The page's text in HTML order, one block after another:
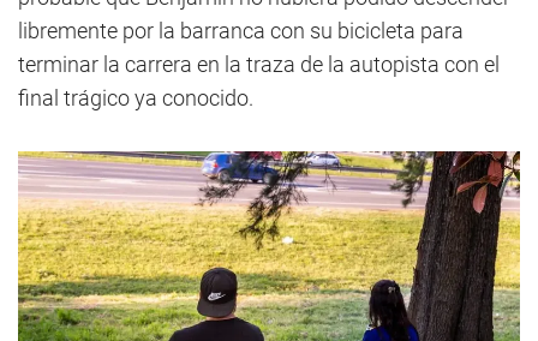
libremente por la barranca con su bicicleta para
terminar la carrera en la traza de la autopista con el
final trágico ya conocido.